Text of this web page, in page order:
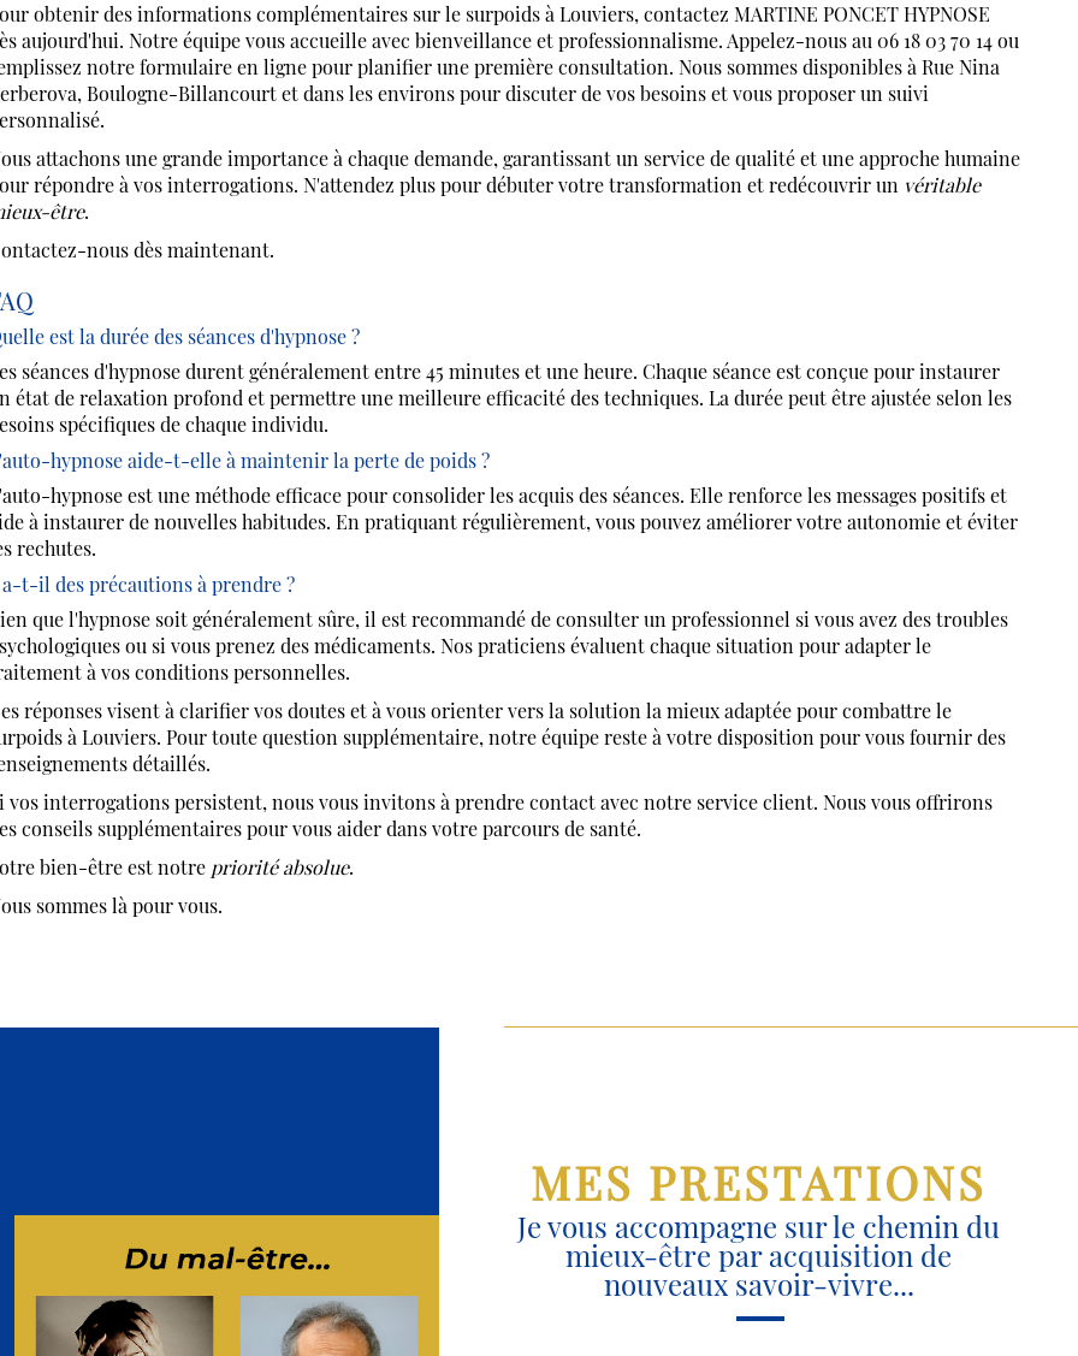
obtenir des informations complémentaires sur le surpoids à Louviers, contactez MARTINE PONCET HYPNOSE
aujourd'hui. Notre équipe vous accueille avec bienveillance et professionnalisme. Appelez-nous au 06 18 03 70 14 ou
notre formulaire en ligne pour planifier une première consultation. Nous sommes disponibles à Rue Nina
Boulogne-Billancourt et dans les environs pour discuter de vos besoins et vous proposer un suivi
attachons une grande importance à chaque demande, garantissant un service de qualité et une approche humaine
répondre à vos interrogations. N'attendez plus pour débuter votre transformation et redécouvrir un véritable
être.
nous dès maintenant.
est la durée des séances d'hypnose ?
séances d'hypnose durent généralement entre 45 minutes et une heure. Chaque séance est conçue pour instaurer
état de relaxation profond et permettre une meilleure efficacité des techniques. La durée peut être ajustée selon les
spécifiques de chaque individu.
hypnose aide-t-elle à maintenir la perte de poids ?
hypnose est une méthode efficace pour consolider les acquis des séances. Elle renforce les messages positifs et
à instaurer de nouvelles habitudes. En pratiquant régulièrement, vous pouvez améliorer votre autonomie et éviter
rechutes.
a-t-il des précautions à prendre ?
que l'hypnose soit généralement sûre, il est recommandé de consulter un professionnel si vous avez des troubles
ou si vous prenez des médicaments. Nos praticiens évaluent chaque situation pour adapter le
à vos conditions personnelles.
réponses visent à clarifier vos doutes et à vous orienter vers la solution la mieux adaptée pour combattre le
à Louviers. Pour toute question supplémentaire, notre équipe reste à votre disposition pour vous fournir des
détaillés.
vos interrogations persistent, nous vous invitons à prendre contact avec notre service client. Nous vous offrirons
conseils supplémentaires pour vous aider dans votre parcours de santé.
bien-être est notre priorité absolue.
sommes là pour vous.
MES PRESTATIONS
Je vous accompagne sur le chemin du
mieux-être par acquisition de
nouveaux savoir-vivre...